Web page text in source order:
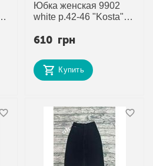
Юбка женская 9902
white р.42-46 "Kosta"
прямого поставщика
610 грн
Купить